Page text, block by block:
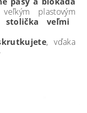
plastovým
veľmi
, vďaka